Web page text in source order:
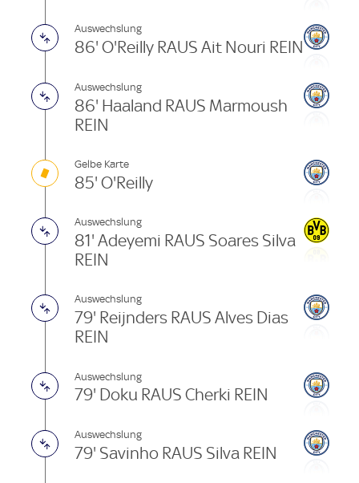
Auswechslung
86' O'Reilly RAUS Ait Nouri REIN
Auswechslung
86' Haaland RAUS Marmoush
REIN
Gelbe Karte
85' O'Reilly
Auswechslung
81' Adeyemi RAUS Soares Silva
REIN
Auswechslung
79' Reijnders RAUS Alves Dias
REIN
Auswechslung
79' Doku RAUS Cherki REIN
Auswechslung
79' Savinho RAUS Silva REIN